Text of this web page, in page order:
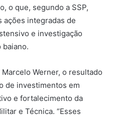
o que, segundo a SSP,
ações integradas de
e investigação
Werner, o resultado
de investimentos em
e fortalecimento da
e Técnica. “Esses